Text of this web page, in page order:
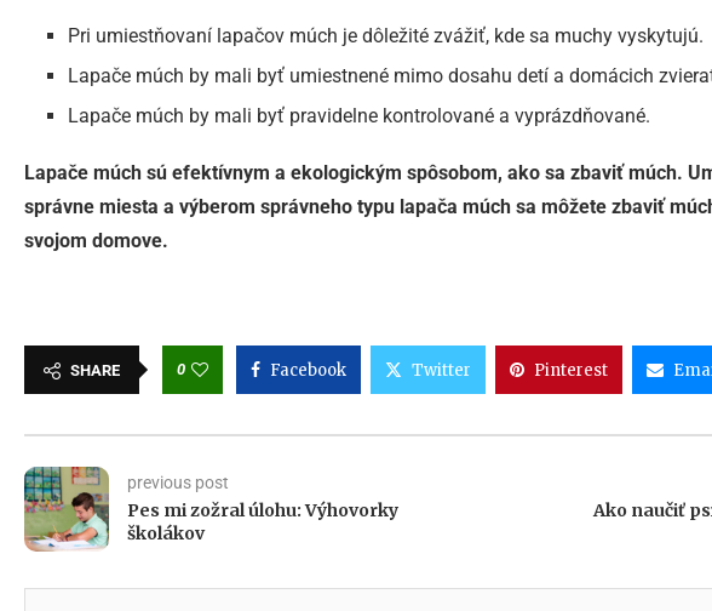
Pri umiestňovaní lapačov múch je dôležité zvážiť, kde sa muchy vyskytujú.
Lapače múch by mali byť umiestnené mimo dosahu detí a domácich
Lapače múch by mali byť pravidelne kontrolované a vyprázdňované.
Lapače múch sú efektívnym a ekologickým spôsobom, ako sa zbaviť múch.
správne miesta a výberom správneho typu lapača múch sa môžete zbaviť
svojom domove.
SHARE 0 Facebook Twitter Pinterest
previous post
Pes mi zožral úlohu: Výhovorky
školákov
Ako naučiť